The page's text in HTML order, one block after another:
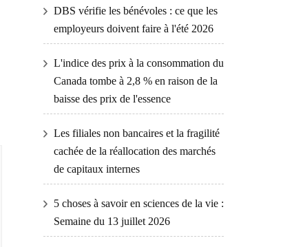
DBS vérifie les bénévoles : ce que les
employeurs doivent faire à l'été 2026
L'indice des prix à la consommation du
Canada tombe à 2,8 % en raison de la
baisse des prix de l'essence
Les filiales non bancaires et la fragilité
cachée de la réallocation des marchés
de capitaux internes
5 choses à savoir en sciences de la vie :
Semaine du 13 juillet 2026